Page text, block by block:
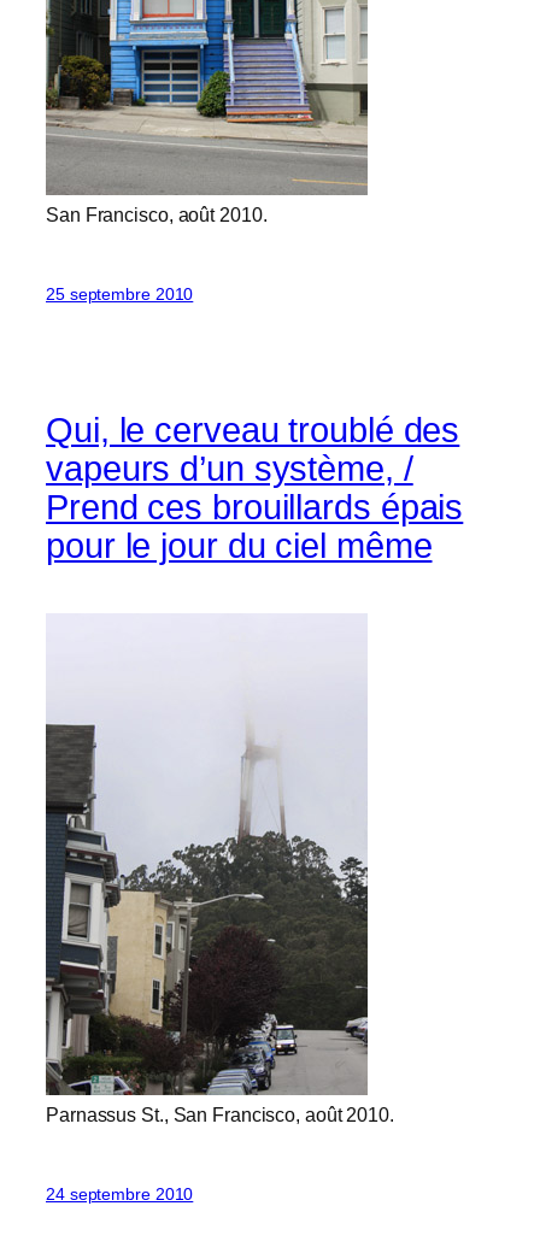
San Francisco, août 2010.
25 septembre 2010
Qui, le cerveau troublé des
vapeurs d’un système, /
Prend ces brouillards épais
pour le jour du ciel même
Parnassus St., San Francisco, août 2010.
24 septembre 2010